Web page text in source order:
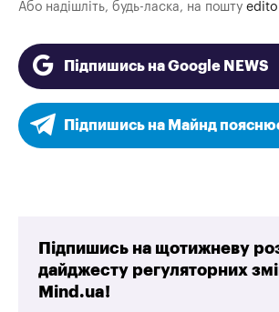
Або надішліть, будь-ласка, на пошту
Підпишись на Google NEWS
Підпишись на Майнд
Підпишись на щотижневу
дайджесту регуляторних
Mind.ua!